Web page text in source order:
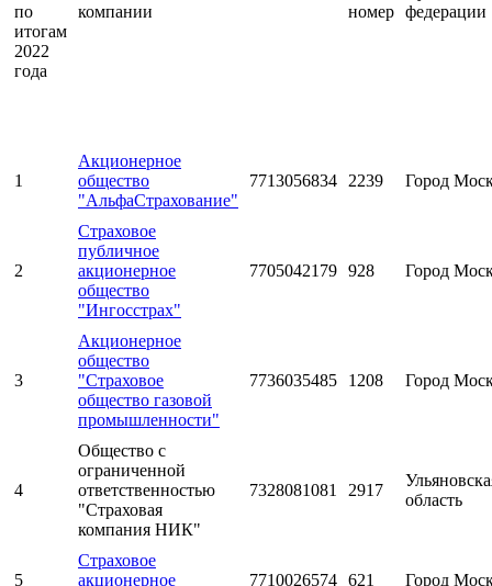
по
итогам
2022
года
компании
номер федерации
1
Акционерное
общество
"АльфаСтрахование"
7713056834 2239 Город
2
Страховое
публичное
акционерное
общество
"Ингосстрах"
7705042179 928 Город
3
Акционерное
общество
"Страховое
общество газовой
промышленности"
7736035485 1208 Город
4
Общество с
ограниченной
ответственностью
"Страховая
компания НИК"
7328081081 2917
область
5
Страховое
акционерное
7710026574 621 Город